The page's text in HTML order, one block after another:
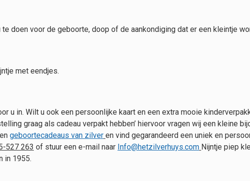
doen voor de geboorte, doop of de aankondiging dat er een kleintje
met eendjes.
u in. Wilt u ook een persoonlijke kaart en een extra mooie
graag als cadeau verpakt hebben’ hiervoor vragen wij een kleine
en geboortecadeaus van zilver en vind gegarandeerd een uniek en
527 263 of stuur een e-mail naar Info@hetzilverhuys.com Nijntje piep
in 1955.